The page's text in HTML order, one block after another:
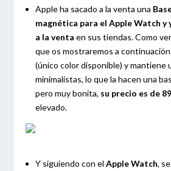
Apple ha sacado a la venta una
magnética para el Apple Watch y
a la venta en sus tiendas. Como
que os mostraremos a
(único color disponible) y mantiene
minimalistas, lo que la hacen una
pero muy bonita, su precio es de
elevado.
Y siguiendo con elApple Watch,